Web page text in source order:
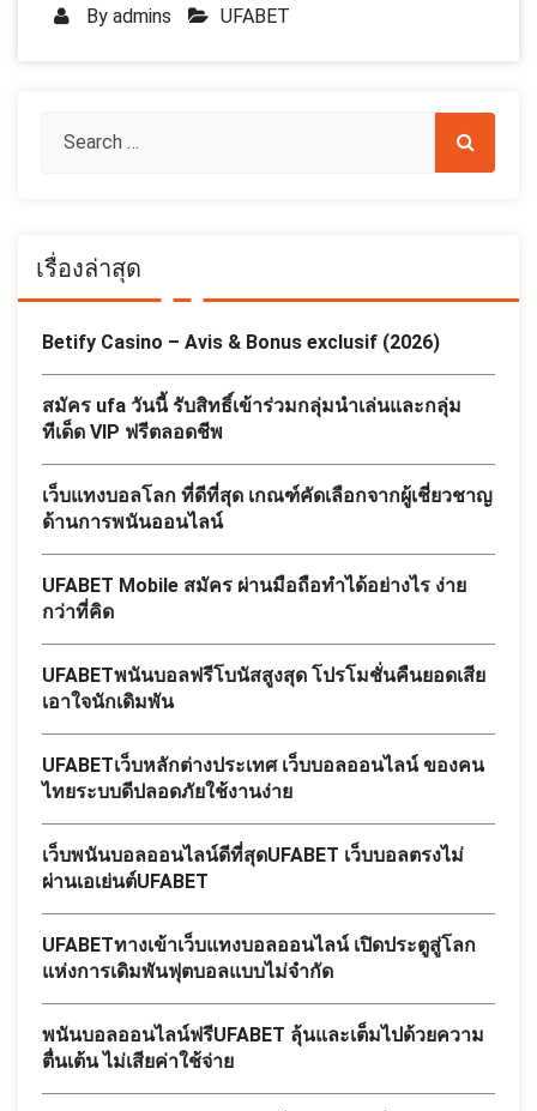
By admins UFABET
เรื่องล่าสุด
Betify Casino – Avis & Bonus exclusif (2026)
สมัคร ufa วันนี้ รับสิทธิ์เข้าร่วมกลุ่มนำเล่นและกลุ่ม
ทีเด็ด VIP ฟรีตลอดชีพ
เว็บแทงบอลโลก ที่ดีที่สุด เกณฑ์คัดเลือกจากผู้เชี่ยวชาญ
ด้านการพนันออนไลน์
UFABET Mobile สมัคร ผ่านมือถือทำได้อย่างไร ง่าย
กว่าที่คิด
UFABETพนันบอลฟรีโบนัสสูงสุด โปรโมชั่นคืนยอดเสีย
เอาใจนักเดิมพัน
UFABETเว็บหลักต่างประเทศ เว็บบอลออนไลน์ ของคน
ไทยระบบดีปลอดภัยใช้งานง่าย
เว็บพนันบอลออนไลน์ดีที่สุดUFABET เว็บบอลตรงไม่
ผ่านเอเย่นต์UFABET
UFABETทางเข้าเว็บแทงบอลออนไลน์ เปิดประตูสู่โลก
แห่งการเดิมพันฟุตบอลแบบไม่จำกัด
พนันบอลออนไลน์ฟรีUFABET ลุ้นและเต็มไปด้วยความ
ตื่นเต้น ไม่เสียค่าใช้จ่าย